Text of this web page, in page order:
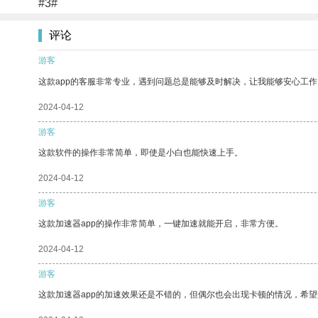
#3#
评论
游客
这款app的客服非常专业，遇到问题总是能够及时解决，让我能够安心工作
2024-04-12
游客
这款软件的操作非常简单，即使是小白也能快速上手。
2024-04-12
游客
这款加速器app的操作非常简单，一键加速就能开启，非常方便。
2024-04-12
游客
这款加速器app的加速效果还是不错的，但偶尔也会出现卡顿的情况，希望